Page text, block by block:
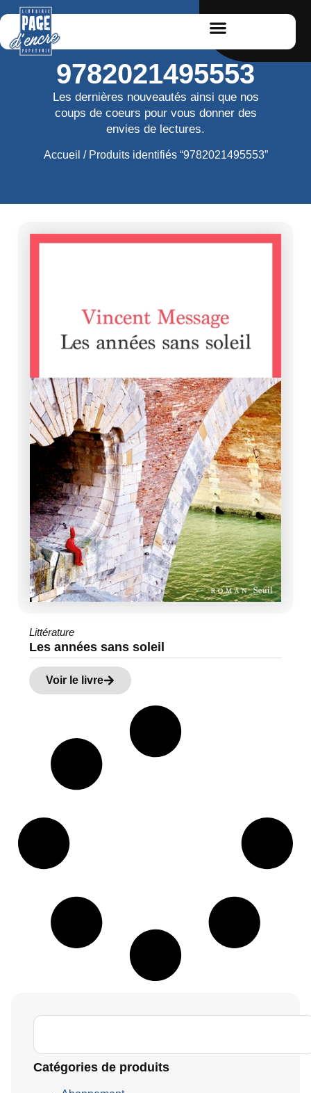
9782021495553
Les dernières nouveautés ainsi que nos
coups de coeurs pour vous donner des
envies de lectures.
Accueil / Produits identifiés “9782021495553”
Littérature
Les années sans soleil
Voir le livre
Catégories de produits